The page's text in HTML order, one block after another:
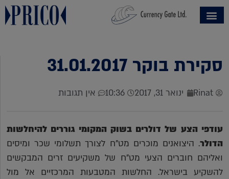
סקירת בוקר 31.01.2017
Rinat ינואר 31, 2017 10:36 אין תגובות
עודפי הצע של דולרים בשוק המקומי גוררים להיחלשות
הדולר. היצואנים מוכרים מט"ח לצורך תשלומי שכר ומיסים
ואליהם חוברים הצעי מט"ח של משקיעים זרים המבקשים
להשקיע בישראל. החלשות המטבעות המרכזיים אל מול